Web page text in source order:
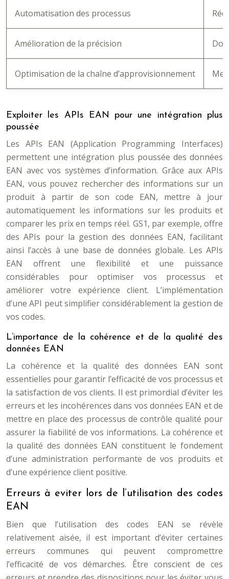
Automatisation des processus
Amélioration de la précision
Optimisation de la chaîne d’approvisionnement
Exploiter les APIs EAN pour une intégration plus
poussée
Les APIs EAN (Application Programming Interfaces)
permettent une intégration plus poussée des données
EAN avec vos systèmes d’information. Grâce aux APIs
EAN, vous pouvez rechercher des informations sur un
produit à partir de son code EAN, mettre à jour
automatiquement les informations sur les produits et
comparer les prix en temps réel. GS1, par exemple, offre
des APIs pour la gestion des données EAN, facilitant
ainsi l’accès à une base de données globale. Les APIs
EAN offrent une flexibilité et une puissance
considérables pour optimiser vos processus et
améliorer votre expérience client. L’implémentation
d’une API peut simplifier considérablement la gestion de
vos codes.
L’importance de la cohérence et de la qualité des
données EAN
La cohérence et la qualité des données EAN sont
essentielles pour garantir l’efficacité de vos processus et
la satisfaction de vos clients. Il est primordial d’éviter les
erreurs et les incohérences dans vos données EAN et de
mettre en place des processus de contrôle qualité pour
assurer la fiabilité de vos informations. La cohérence et
la qualité des données EAN constituent le fondement
d’une administration performante de vos produits et
d’une expérience client positive.
Erreurs à eviter lors de l’utilisation des codes
EAN
Bien que l’utilisation des codes EAN se révèle
relativement aisée, il est important d’éviter certaines
erreurs communes qui peuvent compromettre
l’efficacité de vos démarches. Être conscient de ces